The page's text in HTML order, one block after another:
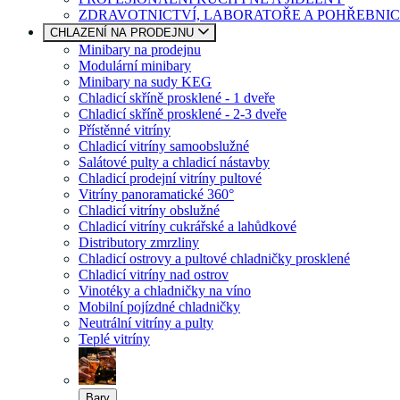
ZDRAVOTNICTVÍ, LABORATOŘE A
CHLAZENÍ NA PRODEJNU
Minibary na prodejnu
Modulární minibary
Minibary na sudy KEG
Chladicí skříně prosklené - 1 dveře
Chladicí skříně prosklené - 2-3 dveře
Přístěnné vitríny
Chladicí vitríny samoobslužné
Salátové pulty a chladicí nástavby
Chladicí prodejní vitríny pultové
Vitríny panoramatické 360°
Chladicí vitríny obslužné
Chladicí vitríny cukrářské a lahůdkové
Distributory zmrzliny
Chladicí ostrovy a pultové chladničky prosklené
Chladicí vitríny nad ostrov
Vinotéky a chladničky na víno
Mobilní pojízdné chladničky
Neutrální vitríny a pulty
Teplé vitríny